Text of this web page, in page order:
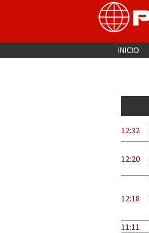
INICIO
12:32
12:20
12:18
11:11